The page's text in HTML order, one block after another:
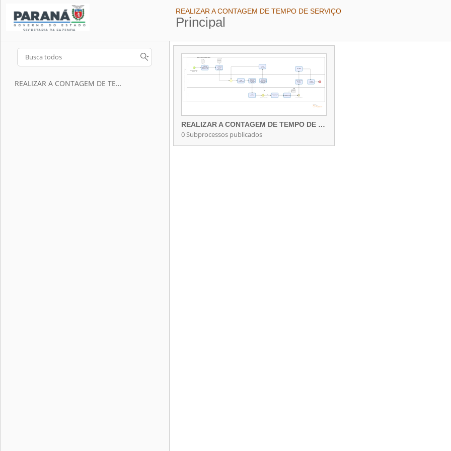
REALIZAR A CONTAGEM DE TEMPO DE SERVIÇO
Principal
REALIZAR A CONTAGEM DE TEMPO DE SERVIÇO
REALIZAR A CONTAGEM DE TEMPO DE SERVIÇO
0 Subprocessos publicados